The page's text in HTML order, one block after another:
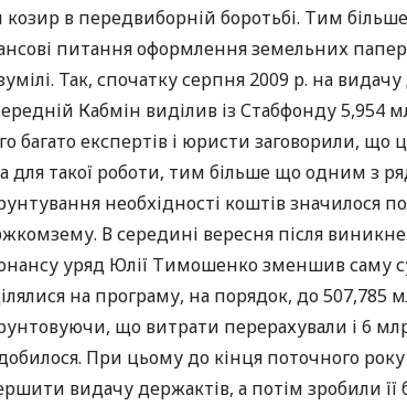
козир в передвиборній боротьбі. Тим
питання оформлення земельних
Так, спочатку серпня 2009 р. на
Кабмін виділив із Стабфонду 5,954
багато експертів і юристи заговорили, що
для такої роботи, тим більше що одним з
необхідності коштів значилося
В середині вересня після
уряд Юлії Тимошенко зменшив саму
на програму, на порядок, до 507,785
що витрати перерахували і 6
При цьому до кінця поточного
видачу держактів, а потім зробили її